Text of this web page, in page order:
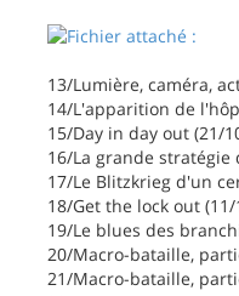
13/Lumière, caméra,
14/L'apparition de
15/Day in day out (21/
16/La grande stratégie
17/Le Blitzkrieg d'un
18/Get the lock out
19/Le blues des
20/Macro-bataille,
21/Macro-bataille,